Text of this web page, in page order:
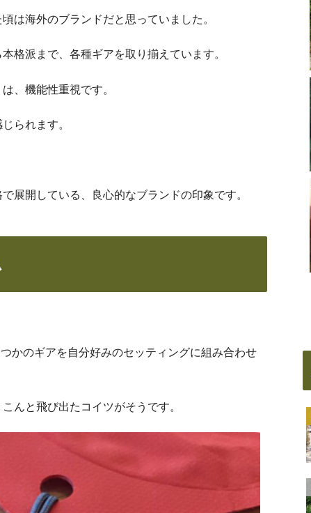
は海外のブランドだと思っていました。
格派まで、各種ギアを取り揃えています。
、機能性重視です。
られます。
展開している、良心的なブランドの印象です。
かのギアを自分好みのセッティングに組み合わせ
んと飛び出たコイツがそうです。